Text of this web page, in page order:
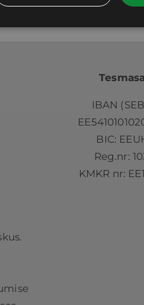
IBAN
BIC:
Reg.nr:
KMKR nr: